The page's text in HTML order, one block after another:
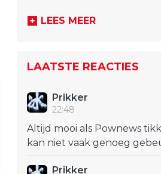
LEES MEER
LAATSTE REACTIES
Prikker
22:48
Altijd mooi als Pownews
kan niet vaak genoeg
Prikker